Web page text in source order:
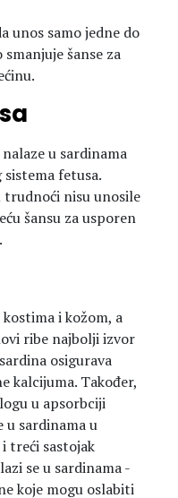
unos samo jedne do
šanse za
u sardinama
fetusa.
trudnoći nisu unosile
šansu za usporen
i kožom, a
ribe najbolji izvor
osigurava
kalcijuma. Također,
u apsorbciji
u sardinama u
treći sastojak
se u sardinama -
koje mogu oslabiti